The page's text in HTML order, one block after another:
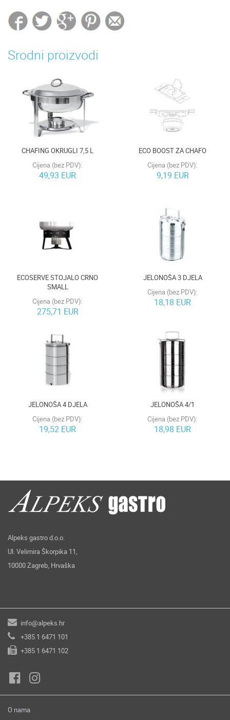
Srodni proizvodi
CHAFING OKRUGLI 7,5 L
Cijena (bez PDV):
49,93 EUR
ECO BOOST ZA CHAFO
Cijena (bez PDV):
9,19 EUR
ECOSERVE STOJALO CRNO
SMALL
Cijena (bez PDV):
275,71 EUR
JELONOŠA 3 DJELA
Cijena (bez PDV):
18,18 EUR
JELONOŠA 4 DJELA
Cijena (bez PDV):
19,52 EUR
JELONOŠA 4/1
Cijena (bez PDV):
18,98 EUR
Alpeks gastro d.o.o.
Ul. Velimira Škorpika 11,
10000 Zagreb, Hrvaška
info@alpeks.hr
+385 1 6471 101
+385 1 6471 102
O nama